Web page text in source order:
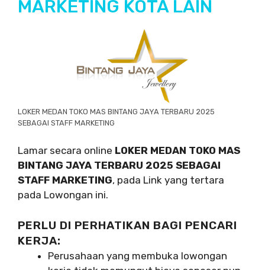
MARKETING KOTA LAIN
LOKER MEDAN TOKO MAS BINTANG JAYA TERBARU 2025
SEBAGAI STAFF MARKETING
Lamar secara online LOKER MEDAN TOKO MAS
BINTANG JAYA TERBARU 2025 SEBAGAI
STAFF MARKETING, pada Link yang tertara
pada Lowongan ini.
PERLU DI PERHATIKAN BAGI PENCARI
KERJA:
Perusahaan yang membuka lowongan